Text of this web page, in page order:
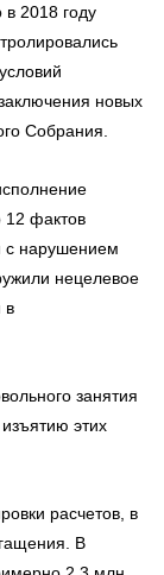
2018 году
новых
Собрания.
12 фактов
с нарушением
нецелевое
в
занятия
этих
расчетов, в
В